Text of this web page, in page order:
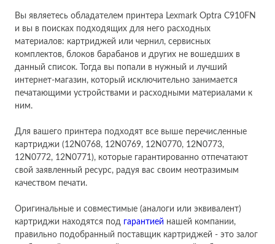
Вы являетесь обладателем принтера Lexmark Optra C910FN
и вы в поисках подходящих для него расходных
материалов: картриджей или чернил, сервисных
комплектов, блоков барабанов и других не вошедших в
данный список. Тогда вы попали в нужный и лучший
интернет-магазин, который исключительно занимается
печатающими устройствами и расходными материалами к
ним.
Для вашего принтера подходят все выше перечисленные
картриджи (12N0768, 12N0769, 12N0770, 12N0773,
12N0772, 12N0771), которые гарантированно отпечатают
свой заявленный ресурс, радуя вас своим неотразимым
качеством печати.
Оригинальные и совместимые (аналоги или эквивалент)
картриджи находятся под гарантией нашей компании,
правильно подобранный поставщик картриджей - это залог